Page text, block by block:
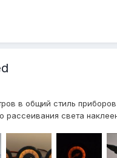
в общий стиль
света